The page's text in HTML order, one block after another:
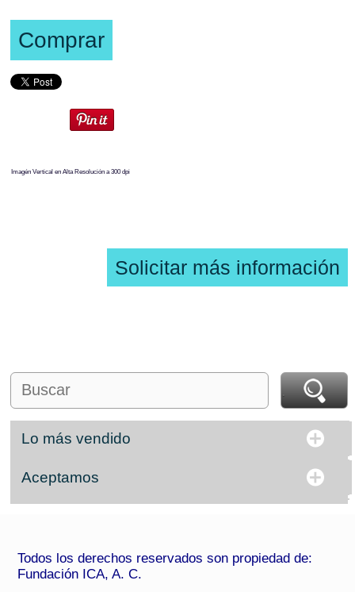
Comprar
Imagén Vertical en Alta Resolución a 300 dpi
Solicitar más información
Lo más vendido
Aceptamos
Todos los derechos reservados son propiedad de:
Fundación ICA, A. C.